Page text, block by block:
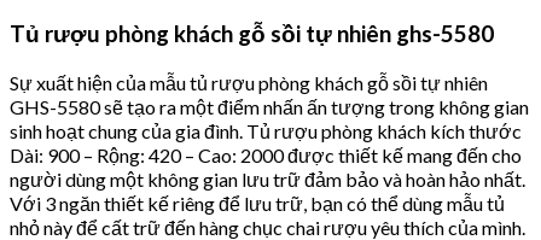
Tủ rượu phòng khách gỗ sồi tự nhiên ghs-5580
Sự xuất hiện của mẫu tủ rượu phòng khách gỗ sồi tự nhiên
GHS-5580 sẽ tạo ra một điểm nhấn ấn tượng trong không gian
sinh hoạt chung của gia đình. Tủ rượu phòng khách kích thước
Dài: 900 – Rộng: 420 – Cao: 2000 được thiết kế mang đến cho
người dùng một không gian lưu trữ đảm bảo và hoàn hảo nhất.
Với 3 ngăn thiết kế riêng để lưu trữ, bạn có thể dùng mẫu tủ
nhỏ này để cất trữ đến hàng chục chai rượu yêu thích của mình.